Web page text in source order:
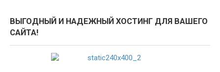
ВЫГОДНЫЙ И НАДЕЖНЫЙ ХОСТИНГ ДЛЯ ВАШЕГО
САЙТА!